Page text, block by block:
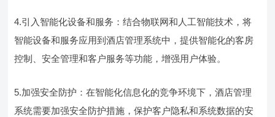
4.引入智能化设备和服务：结合物联网和人工智能技术，将
智能设备和服务应用到酒店管理系统中，提供智能化的客房
控制、安全管理和客户服务等功能，增强用户体验。
5.加强安全防护：在智能化信息化的竞争环境下，酒店管理
系统需要加强安全防护措施，保护客户隐私和系统数据的安